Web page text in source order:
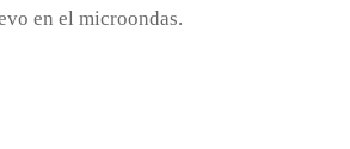
en el microondas.